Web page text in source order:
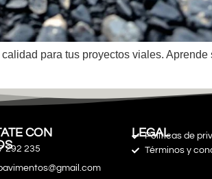
para tus proyectos viales.
CON
292 235
Políticas de
Términos y
LEGAL